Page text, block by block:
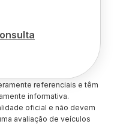
referenciais e têm
informativa.
oficial e não devem
avaliação de veículos